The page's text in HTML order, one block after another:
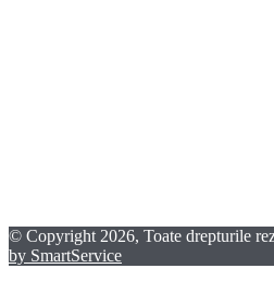
© Copyright 2026, Toate drepturile
by SmartService